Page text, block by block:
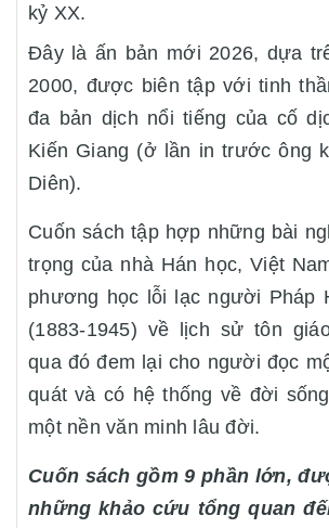
kỷ XX.
Đây là ấn bản mới 2026, dựa
2000, được biên tập với tinh
đa bản dịch nổi tiếng của cố
Kiến Giang (ở lần in trước ông
Diên).
Cuốn sách tập hợp những bài
trọng của nhà Hán học, Việt
phương học lỗi lạc người Pháp
(1883-1945) về lịch sử tôn
qua đó đem lại cho người đọc
quát và có hệ thống về đời
một nền văn minh lâu đời.
Cuốn sách gồm 9 phần lớn,
những khảo cứu tổng quan